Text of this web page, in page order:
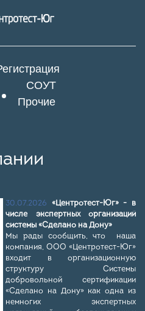
СОУТ
Прочие
30.07.2026
«Центротест-Юг» - в
числе экспертных организаций
системы «Сделано на Дону»
Мы рады сообщить, что наша
компания, ООО «Центротест-Юг»
входит в организационную
структуру Системы
добровольной сертификации
«Сделано на Дону» как одна из
немногих экспертных